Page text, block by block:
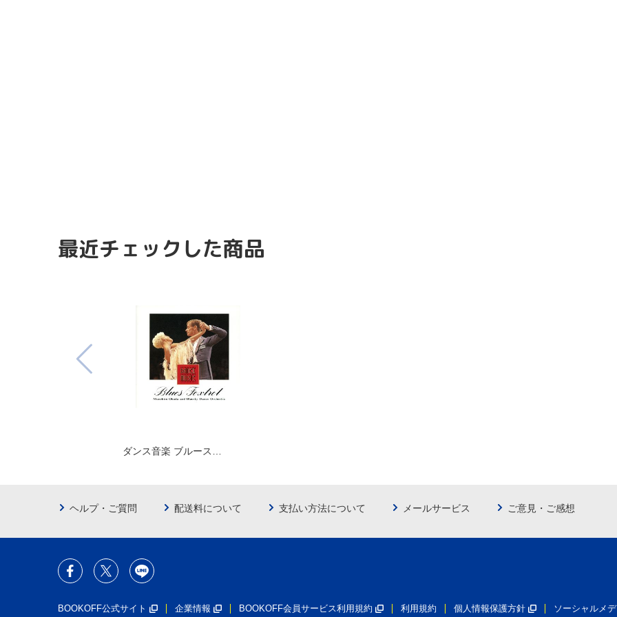
最近チェックした商品
ダンス音楽 ブルース…
ヘルプ・ご質問 配送料について 支払い方法について メールサービス ご意見・ご感想
BOOKOFF公式サイト 企業情報 BOOKOFF会員サービス利用規約 利用規約 個人情報保護方針 ソーシャルメ